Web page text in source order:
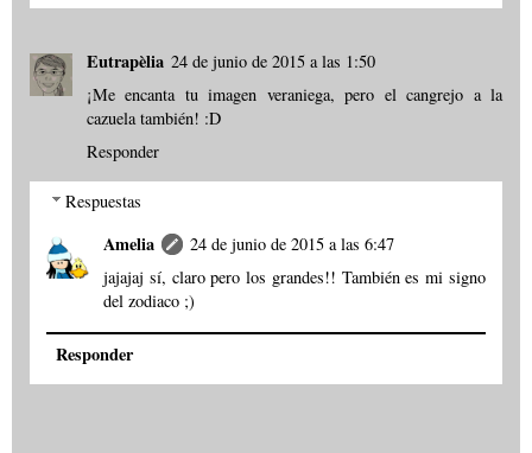
Eutrapèlia 24 de junio de 2015 a las 1:50
¡Me encanta tu imagen veraniega, pero el cangrejo a la
cazuela también! :D
Responder
Respuestas
Amelia
24 de junio de 2015 a las 6:47
jajajaj sí, claro pero los grandes!! También es mi signo
del zodiaco ;)
Responder